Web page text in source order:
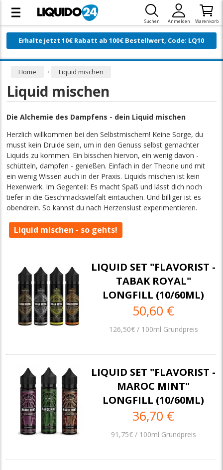
Suchen Anmelden Warenkorb
Erhalte jetzt 10€ Rabatt ab 100€ Bestellwert, Code: LQ10
Home Liquid mischen
Liquid mischen
Die Alchemie des Dampfens - dein Liquid mischen
Herzlich willkommen bei den Selbstmischern! Keine Sorge, du
musst kein Druide sein, um in den Genuss selbst gemachter
Liquids zu kommen. Ein bisschen hiervon, ein wenig davon -
schütteln, dampfen - genießen. Einfach in der Theorie und mit
ein wenig Wissen auch in der Praxis. Liquids mischen ist kein
Hexenwerk. Im Gegenteil: Es macht Spaß und lässt dich noch
tiefer in die Geschmacksvielfalt eintauchen. Und billiger ist es
obendrein. So kannst du nach Herzenslust experimentieren.
Liquid mischen - so gehts!
LIQUID SET "FLAVORIST -
TABAK ROYAL"
LONGFILL (10/60ML)
50,60 €
126,50€ / 100ml Grundpreis
LIQUID SET "FLAVORIST -
MAROC MINT"
LONGFILL (10/60ML)
36,70 €
91,75€ / 100ml Grundpreis